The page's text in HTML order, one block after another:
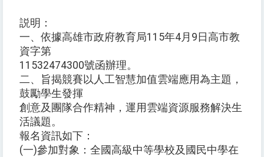
説明：
一、依據高雄市政府教育局115年4月9日高市教
資字第
11532474300號函辦理。
二、旨揭競賽以人工智慧加值雲端應用為主題，
鼓勵學生發揮
創意及團隊合作精神，運用雲端資源服務解決生
活議題。
報名資訊如下：
(一)參加對象：全國高級中等學校及國民中學在